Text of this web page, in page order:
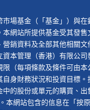
市場基金（「基金」）與
本網站所提供基金受其發
營銷資料及全部其他相關
資本管理（香港）有限公
限（每項條款及條件可由
身財務狀況和投資目標
中的股份或單元的購買、
。本網站包含的信息在「